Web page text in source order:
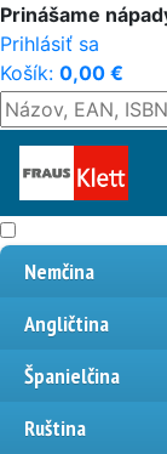
Prinášame
Prihlásiť sa
Košík: 0,00 €
Nemčina
Angličtina
Španielčina
Ruština